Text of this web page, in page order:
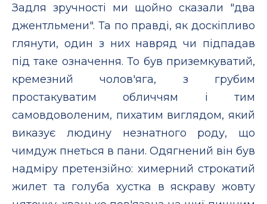
Задля зручності ми щойно сказали "два
джентльмени". Та по правді, як доскіпливо
глянути, один з них навряд чи підпадав
під таке означення. То був приземкуватий,
кремезний чолов'яга, з грубим
простакуватим обличчям і тим
самовдоволеним, пихатим виглядом, який
виказує людину незнатного роду, що
чимдуж пнеться в пани. Одягнений він був
надміру претензійно: химерний строкатий
жилет та голуба хустка в яскраву жовту